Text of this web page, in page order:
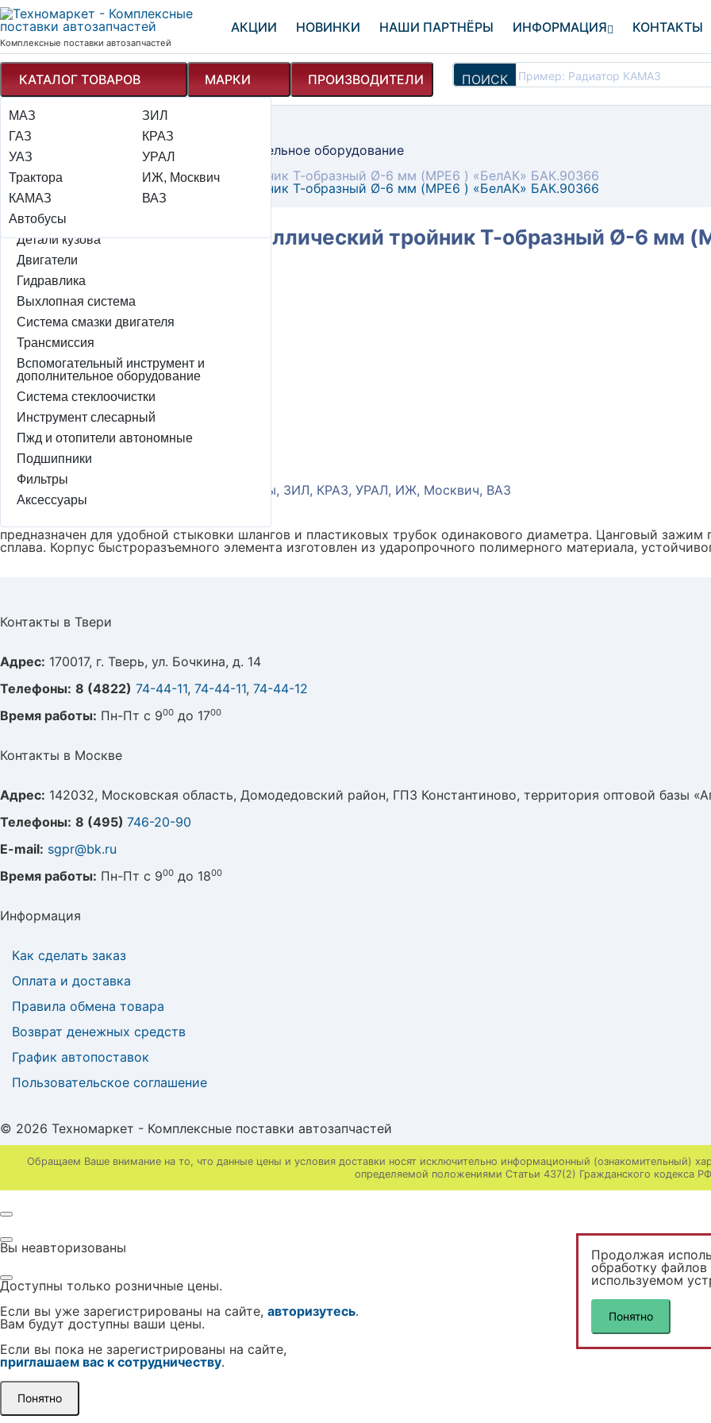
Комплексные поставки автозапчастей
АКЦИИ НОВИНКИ НАШИ ПАРТНЁРЫ ИНФОРМАЦИЯ КОНТАКТЫ
КАТАЛОГ ТОВАРОВ
Электрооборудование
Детали подвески автомобиля
Тормозная система
Рулевое управление + мок
Система охлаждения и отопления
Система питания и элементы эсуд
Детали кузова
Двигатели
Гидравлика
Выхлопная система
Система смазки двигателя
Трансмиссия
Вспомогательный инструмент и
дополнительное оборудование
Система стеклоочистки
Инструмент слесарный
Пжд и отопители автономные
Подшипники
Фильтры
Аксессуары
МАРКИ
МАЗ
ГАЗ
УАЗ
Трактора
КАМАЗ
Автобусы
ЗИЛ
КРАЗ
УРАЛ
ИЖ, Москвич
ВАЗ
ПРОИЗВОДИТЕЛИ ПОИСК
Техномаркет
Каталог
Вспомогательный инструмент и дополнительное оборудование
Фитинги и штуцеры
Фитинг соединитель металлический тройник Т-образный Ø-6 мм (MPE6 ) «БелАК» БАК.90366
Фитинг соединитель металлический тройник Т-образный Ø-6 мм (MPE6 ) «БелАК» БАК.90366
Фитинг соединитель металлический тройник Т-образный Ø-6 мм
Цена: 271 ₽
авторизуйтесь для заказа
playlist_add
В наличии: 161 шт
Тверь: 1шт
Домодедово: 0шт
Под заказ 7 дней:
Артикул
БАК.90366
Производитель
БелАК
Совместимость
МАЗ, ГАЗ, УАЗ, Трактора, КАМАЗ, Автобусы, ЗИЛ, КРАЗ, УРАЛ, ИЖ, Москвич, ВАЗ
предназначен для удобной стыковки шлангов и пластиковых трубок одинакового диаметра. Цанговый зажим
сплава. Корпус быстроразъемного элемента изготовлен из ударопрочного полимерного материала,
Контакты в Твери
Адрес: 170017, г. Тверь, ул. Бочкина, д. 14
Телефоны: 8 (4822) 74-44-11, 74-44-11, 74-44-12
Время работы: Пн-Пт с 900 до 1700
Контакты в Москве
Адрес: 142032, Московская область, Домодедовский район, ГПЗ Константиново, территория оптовой базы
Телефоны: 8 (495) 746-20-90
E-mail: sgpr@bk.ru
Время работы: Пн-Пт с 900 до 1800
Информация
Как сделать заказ
Оплата и доставка
Правила обмена товара
Возврат денежных средств
График автопоставок
Пользовательское соглашение
© 2026 Техномаркет - Комплексные поставки автозапчастей
Обращаем Ваше внимание на то, что данные цены и условия доставки носят исключительно информационный (ознакомительный)
определяемой положениями Статьи 437(2) Гражданского кодекса РФ
Продолжая
обработку
используемом
Понятно
Вы неавторизованы
Доступны только розничные цены.
Если вы уже зарегистрированы на сайте, авторизутесь.
Вам будут доступны ваши цены.
Если вы пока не зарегистрированы на сайте,
приглашаем вас к сотрудничеству.
Понятно